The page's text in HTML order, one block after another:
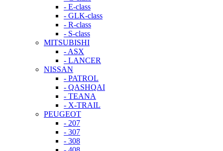
- E-class
- GLK-class
- R-class
- S-class
MITSUBISHI
- ASX
- LANCER
NISSAN
- PATROL
- QASHQAI
- TEANA
- X-TRAIL
PEUGEOT
- 207
- 307
- 308